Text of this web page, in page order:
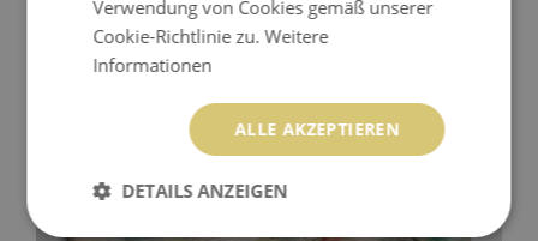
Verwendung von Cookies gemäß unserer
Cookie-Richtlinie zu.Weitere
Informationen
ALLE AKZEPTIEREN
DETAILS ANZEIGEN